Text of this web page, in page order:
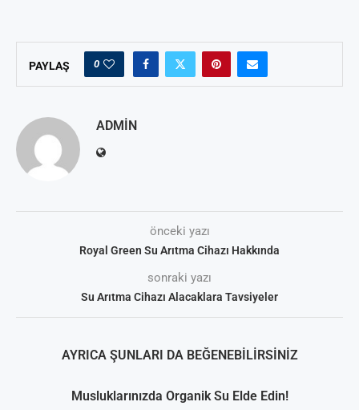
PAYLAŞ 0
ADMIN
önceki yazı
Royal Green Su Arıtma Cihazı Hakkında
sonraki yazı
Su Arıtma Cihazı Alacaklara Tavsiyeler
AYRICA ŞUNLARI DA BEĞENEBILIRSINIZ
Musluklarınızda Organik Su Elde Edin!